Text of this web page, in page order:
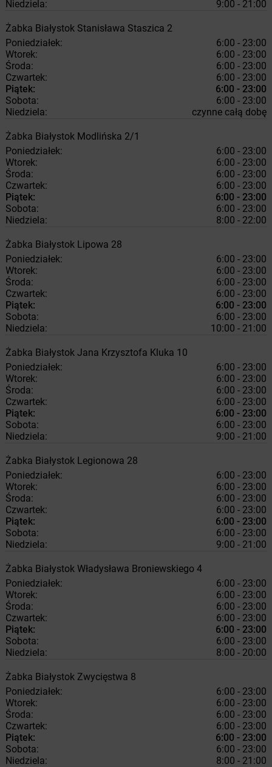
Niedziela: 9:00 - 21:00
Żabka Białystok Stanisława Staszica 2
Poniedziałek:
6:00 - 23:00
Wtorek:
6:00 - 23:00
Środa:
6:00 - 23:00
Czwartek:
6:00 - 23:00
Piątek:
6:00 - 23:00
Sobota:
6:00 - 23:00
Niedziela:
czynne całą dobę
Żabka Białystok Modlińska 2/1
Poniedziałek:
6:00 - 23:00
Wtorek:
6:00 - 23:00
Środa:
6:00 - 23:00
Czwartek:
6:00 - 23:00
Piątek:
6:00 - 23:00
Sobota:
6:00 - 23:00
Niedziela:
8:00 - 22:00
Żabka Białystok Lipowa 28
Poniedziałek:
6:00 - 23:00
Wtorek:
6:00 - 23:00
Środa:
6:00 - 23:00
Czwartek:
6:00 - 23:00
Piątek:
6:00 - 23:00
Sobota:
6:00 - 23:00
Niedziela:
10:00 - 21:00
Żabka Białystok Jana Krzysztofa Kluka 10
Poniedziałek:
6:00 - 23:00
Wtorek:
6:00 - 23:00
Środa:
6:00 - 23:00
Czwartek:
6:00 - 23:00
Piątek:
6:00 - 23:00
Sobota:
6:00 - 23:00
Niedziela:
9:00 - 21:00
Żabka Białystok Legionowa 28
Poniedziałek:
6:00 - 23:00
Wtorek:
6:00 - 23:00
Środa:
6:00 - 23:00
Czwartek:
6:00 - 23:00
Piątek:
6:00 - 23:00
Sobota:
6:00 - 23:00
Niedziela:
9:00 - 21:00
Żabka Białystok Władysława Broniewskiego 4
Poniedziałek:
6:00 - 23:00
Wtorek:
6:00 - 23:00
Środa:
6:00 - 23:00
Czwartek:
6:00 - 23:00
Piątek:
6:00 - 23:00
Sobota:
6:00 - 23:00
Niedziela:
8:00 - 20:00
Żabka Białystok Zwycięstwa 8
Poniedziałek:
6:00 - 23:00
Wtorek:
6:00 - 23:00
Środa:
6:00 - 23:00
Czwartek:
6:00 - 23:00
Piątek:
6:00 - 23:00
Sobota:
6:00 - 23:00
Niedziela:
8:00 - 21:00